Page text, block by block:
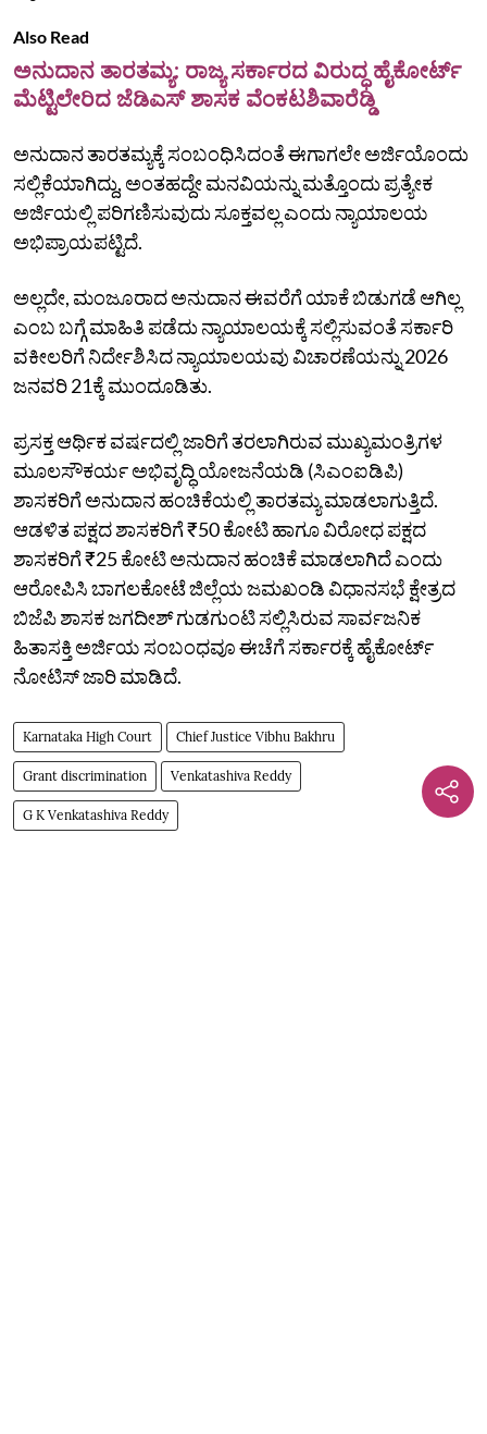
Also Read
ಅನುದಾನ ತಾರತಮ್ಯ: ರಾಜ್ಯ ಸರ್ಕಾರದ ವಿರುದ್ಧ ಹೈಕೋರ್ಟ್‌
ಮೆಟ್ಟಿಲೇರಿದ ಜೆಡಿಎಸ್‌ ಶಾಸಕ ವೆಂಕಟಶಿವಾರೆಡ್ಡಿ
ಅನುದಾನ ತಾರತಮ್ಯಕ್ಕೆ ಸಂಬಂಧಿಸಿದಂತೆ‌ ಈಗಾಗಲೇ ಅರ್ಜಿಯೊಂದು
ಸಲ್ಲಿಕೆಯಾಗಿದ್ದು, ಅಂತಹದ್ದೇ ಮನವಿಯನ್ನು ಮತ್ತೊಂದು ಪ್ರತ್ಯೇಕ
ಅರ್ಜಿಯಲ್ಲಿ ಪರಿಗಣಿಸುವುದು ಸೂಕ್ತವಲ್ಲ ಎಂದು ನ್ಯಾಯಾಲಯ
ಅಭಿಪ್ರಾಯಪಟ್ಟಿದೆ.
ಅಲ್ಲದೇ, ಮಂಜೂರಾದ ಅನುದಾನ ಈವರೆಗೆ ಯಾಕೆ ಬಿಡುಗಡೆ ಆಗಿಲ್ಲ
ಎಂಬ ಬಗ್ಗೆ ಮಾಹಿತಿ ಪಡೆದು ನ್ಯಾಯಾಲಯಕ್ಕೆ ಸಲ್ಲಿಸುವಂತೆ ಸರ್ಕಾರಿ
ವಕೀಲರಿಗೆ ನಿರ್ದೇಶಿಸಿದ ನ್ಯಾಯಾಲಯವು ವಿಚಾರಣೆಯನ್ನು 2026
ಜನವರಿ 21ಕ್ಕೆ ಮುಂದೂಡಿತು.
ಪ್ರಸಕ್ತ ಆರ್ಥಿಕ ವರ್ಷದಲ್ಲಿ ಜಾರಿಗೆ ತರಲಾಗಿರುವ ಮುಖ್ಯಮಂತ್ರಿಗಳ
ಮೂಲಸೌಕರ್ಯ ಅಭಿವೃದ್ಧಿ ಯೋಜನೆಯಡಿ (ಸಿಎಂಐಡಿಪಿ)
ಶಾಸಕರಿಗೆ ಅನುದಾನ‌ ಹಂಚಿಕೆಯಲ್ಲಿ ತಾರತಮ್ಯ ಮಾಡಲಾಗುತ್ತಿದೆ.
ಆಡಳಿತ ಪಕ್ಷದ ಶಾಸಕರಿಗೆ‌ ₹50 ಕೋಟಿ ಹಾಗೂ ವಿರೋಧ ಪಕ್ಷದ
ಶಾಸಕರಿಗೆ ₹25 ಕೋಟಿ ಅನುದಾ‌ನ ಹಂಚಿಕೆ ಮಾಡಲಾಗಿದೆ ಎಂದು
ಆರೋಪಿಸಿ ಬಾಗಲಕೋಟೆ ‌ಜಿಲ್ಲೆಯ ಜಮಖಂಡಿ ವಿಧಾನಸಭೆ ಕ್ಷೇತ್ರದ
ಬಿಜೆಪಿ ಶಾಸಕ ಜಗದೀಶ್ ಗುಡಗುಂಟಿ ಸಲ್ಲಿಸಿರುವ ಸಾರ್ವಜನಿಕ
ಹಿತಾಸಕ್ತಿ ಅರ್ಜಿಯ ಸಂಬಂಧವೂ ಈಚೆಗೆ ಸರ್ಕಾರಕ್ಕೆ ಹೈಕೋರ್ಟ್‌
ನೋಟಿಸ್‌ ಜಾರಿ ಮಾಡಿದೆ.
Karnataka High Court Chief Justice Vibhu Bakhru
Grant discrimination Venkatashiva Reddy
G K Venkatashiva Reddy